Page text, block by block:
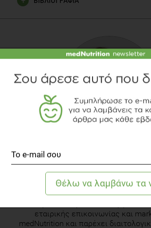
Alberico L. Catapano, Marie-Therese Cooney,
Stephen Hall, F. D. Richard Hobbs, Maja-
Löllgen, Pedro Marques-Vidal, Joep Perk,
Redon, Dimitrios J. Richter, Naveed Sattar,
Monica Tiberi, H. Bart van der Worp, Ineke
Monique Verschuren, European Heart
ιατρικής Prolepsis. Αθηνά Λινού,
ενήλικες. Σελ. 41-42.
Κλινική Διαιτολόγος -
Η Εύα Τσάκου είναι Διαιτολόγος –
με εξειδίκευση στις διατροφικές
εταιρικής επικοινωνίας και
medNutrition και παρέχει